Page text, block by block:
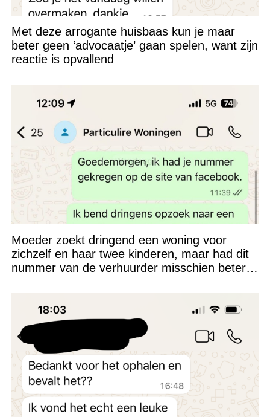
Met deze arrogante huisbaas kun je maar
beter geen ‘advocaatje’ gaan spelen, want zijn
reactie is opvallend
Moeder zoekt dringend een woning voor
zichzelf en haar twee kinderen, maar had dit
nummer van de verhuurder misschien beter